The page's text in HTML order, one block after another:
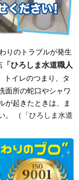
りのトラブルが発生
「ひろしま水道職人
トイレのつまり、タ
面所の蛇口やシャワ
が起きたときは、ま
。 （
「ひろしま水道